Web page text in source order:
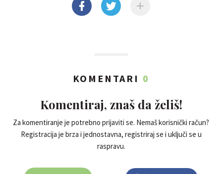
KOMENTARI 0
Komentiraj, znaš da želiš!
Za komentiranje je potrebno prijaviti se. Nemaš korisnički račun?
Registracija je brza i jednostavna, registriraj se i uključi se u
raspravu.